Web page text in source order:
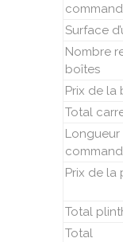
Surface
Nombre
boîtes
Prix de la
Total
Longueur
Prix de la
Total
Total